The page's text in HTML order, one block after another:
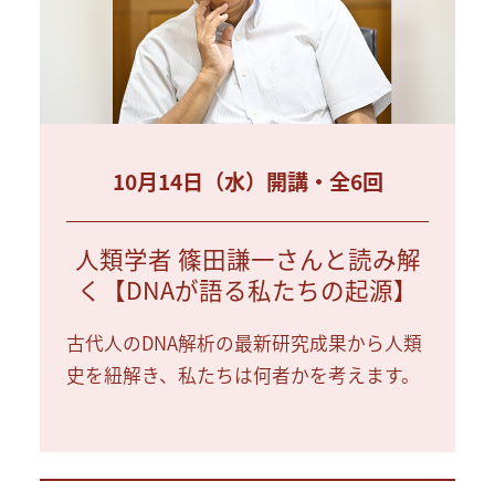
10月14日（水）開講・全6回
人類学者 篠田謙一さんと読み解
く【DNAが語る私たちの起源】
古代人のDNA解析の最新研究成果から人類
史を紐解き、私たちは何者かを考えます。